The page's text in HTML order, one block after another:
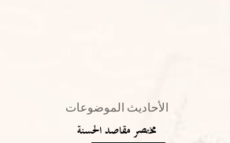
الأحاديث الموضوعات
مختصر مقاصد الحسنة